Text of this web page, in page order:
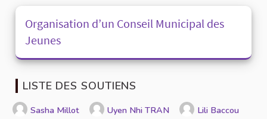
Organisation d’un Conseil Municipal des
Jeunes
LISTE DES SOUTIENS
Sasha Millot Uyen Nhi TRAN Lili Baccou